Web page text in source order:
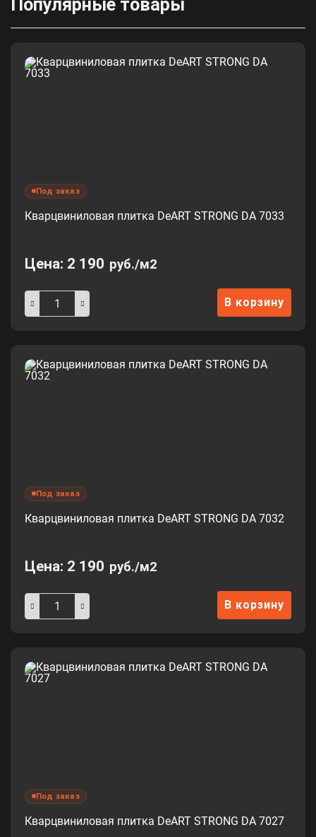
Под заказ
Кварцвиниловая плитка DeART STRONG DA 7033
Цена: 2 190 руб./м2
В корзину
Под заказ
Кварцвиниловая плитка DeART STRONG DA 7032
Цена: 2 190 руб./м2
В корзину
Под заказ
Кварцвиниловая плитка DeART STRONG DA 7027